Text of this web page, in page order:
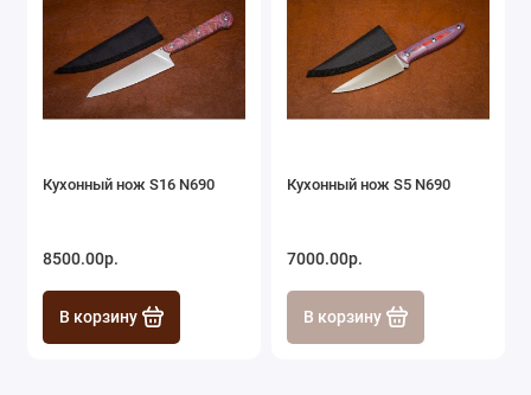
Кухонный нож S16 N690
8500.00р.
В корзину
Кухонный нож S5 N690
7000.00р.
В корзину